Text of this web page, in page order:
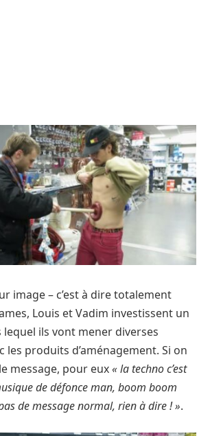
image – c’est à dire totalement
Louis et Vadim investissent un
lequel ils vont mener diverses
les produits d’aménagement. Si on
message, pour eux« la techno c’est
de défonce man, boom boom
de message normal, rien à dire ! ».